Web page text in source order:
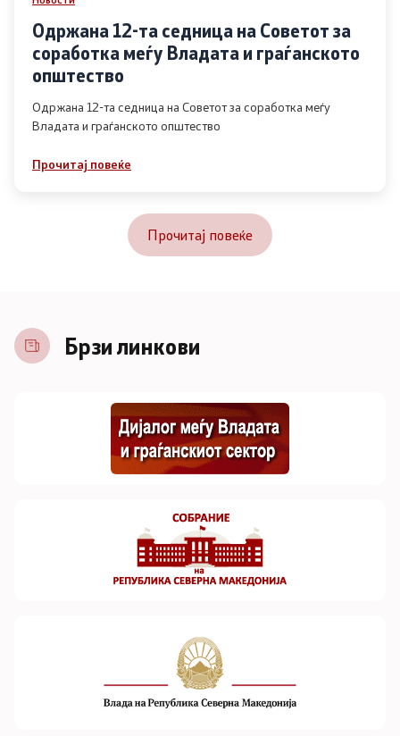
Одржана 12-та седница на Советот за
соработка меѓу Владата и граѓанското
општество
Одржана 12-та седница на Советот за соработка меѓу
Владата и граѓанското општество
Прочитај повеќе
Прочитај повеќе
Брзи линкови